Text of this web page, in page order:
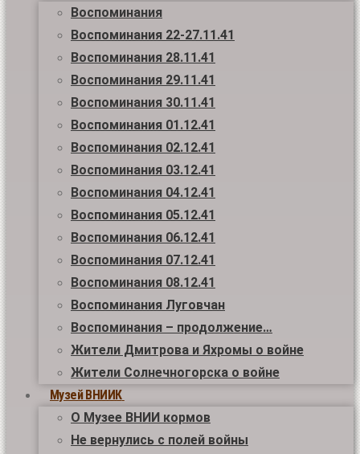
Воспоминания
Воспоминания 22-27.11.41
Воспоминания 28.11.41
Воспоминания 29.11.41
Воспоминания 30.11.41
Воспоминания 01.12.41
Воспоминания 02.12.41
Воспоминания 03.12.41
Воспоминания 04.12.41
Воспоминания 05.12.41
Воспоминания 06.12.41
Воспоминания 07.12.41
Воспоминания 08.12.41
Воспоминания Луговчан
Воспоминания – продолжение…
Жители Дмитрова и Яхромы о войне
Жители Солнечногорска о войне
Музей ВНИИК
О Музее ВНИИ кормов
Не вернулись с полей войны